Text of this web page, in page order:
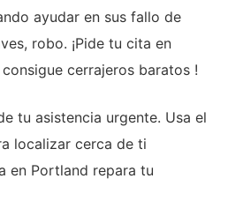
ayudar en sus fallo de
robo. ¡Pide tu cita en
cerrajeros baratos !
tu asistencia urgente. Usa el
localizar cerca de ti
en Portland repara tu